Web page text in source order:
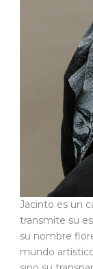
Jacinto es un
transmite su
su nombre
mundo